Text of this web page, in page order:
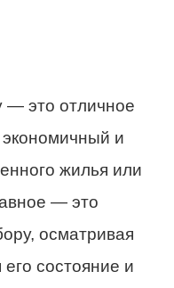
— это отличное
и
жилья или
— это
осматривая
состояние и